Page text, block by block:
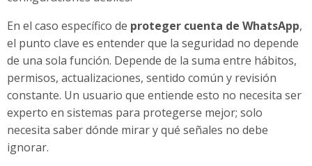
En el caso específico de proteger cuenta de WhatsApp,
el punto clave es entender que la seguridad no depende
de una sola función. Depende de la suma entre hábitos,
permisos, actualizaciones, sentido común y revisión
constante. Un usuario que entiende esto no necesita ser
experto en sistemas para protegerse mejor; solo
necesita saber dónde mirar y qué señales no debe
ignorar.